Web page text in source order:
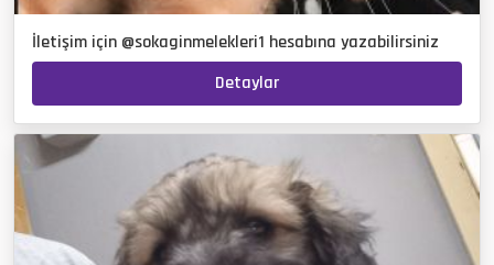
İletişim için @sokaginmelekleri1 hesabına yazabilirsiniz
Detaylar